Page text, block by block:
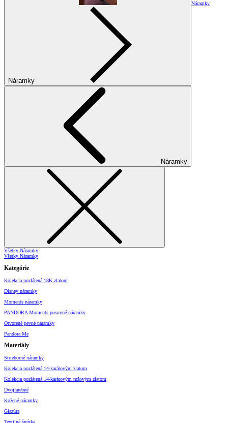
Náramky
Náramky
Náramky
Všetky Náramky
Všetky Náramky
Kategórie
Kolekcia pozlátená 18K zlatom
Disney náramky
Moments náramky
PANDORA Moments posuvné náramky
Otvorené pevné náramky
Pandora Me
Materiály
Strieborné náramky
Kolekcia pozlátená 14-karátovým zlatom
Kolekcia pozlátená 14-karátovým ružovým zlatom
Dvojfarebné
Kožené náramky
Glazúra
Textilná šnúrka